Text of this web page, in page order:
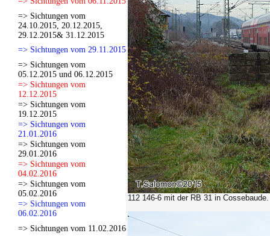
=> Sichtungen vom
24.10.2015, 20.12.2015,
29.12.2015& 31.12.2015
=> Sichtungen vom 29.11.2015
=> Sichtungen vom
05.12.2015 und 06.12.2015
=> Sichtungen vom
12.12.2015
=> Sichtungen vom
19.12.2015
=> Sichtungen vom
21.01.2016
=> Sichtungen vom
29.01.2016
=> Sichtungen vom
04.02.2016
=> Sichtungen vom
05.02.2016
=> Sichtungen vom
06.02.2016
=> Sichtungen vom 11.02.2016
112 146-6 mit der RB 31 in